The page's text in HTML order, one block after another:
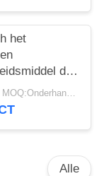
het
die
die tot
de
Negotiation MOQ:Onderhandeling
Alle